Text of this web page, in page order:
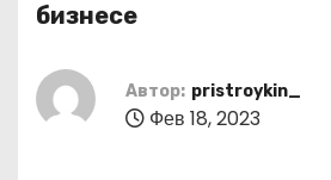
бизнесе
Автор: pristroykin_
Фев 18, 2023